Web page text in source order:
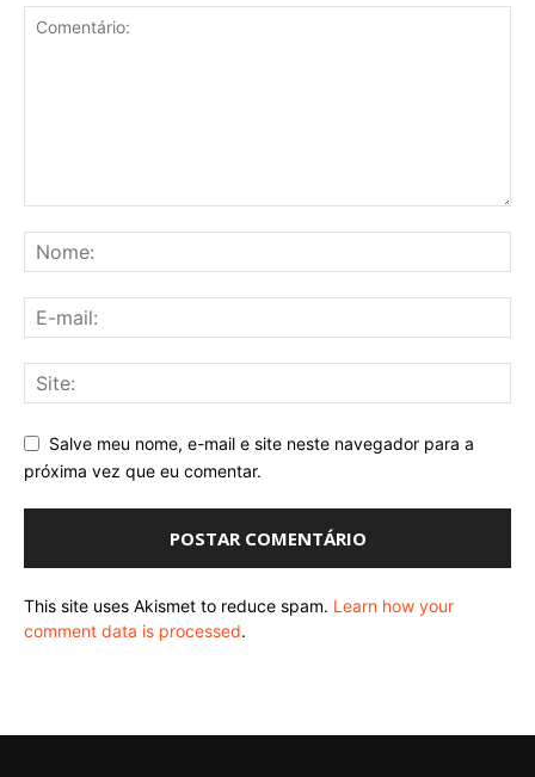
Salve meu nome, e-mail e site neste navegador para a
próxima vez que eu comentar.
This site uses Akismet to reduce spam. Learn how your
comment data is processed.